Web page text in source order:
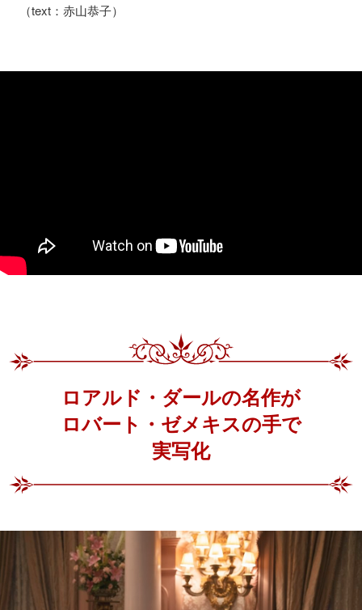
（text：赤山恭子）
ロアルド・ダールの名作が
ロバート・ゼメキスの手で
実写化